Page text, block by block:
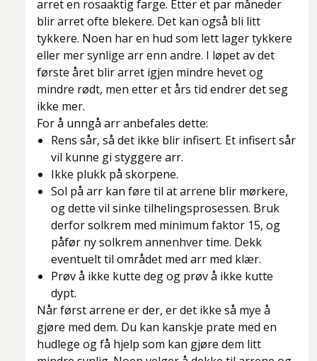
arret en rosaaktig farge. Etter et par måneder
blir arret ofte blekere. Det kan også bli litt
tykkere. Noen har en hud som lett lager tykkere
eller mer synlige arr enn andre. I løpet av det
første året blir arret igjen mindre hevet og
mindre rødt, men etter et års tid endrer det seg
ikke mer.
For å unngå arr anbefales dette:
Rens sår, så det ikke blir infisert. Et infisert sår
vil kunne gi styggere arr.
Ikke plukk på skorpene.
Sol på arr kan føre til at arrene blir mørkere,
og dette vil sinke tilhelingsprosessen. Bruk
derfor solkrem med minimum faktor 15, og
påfør ny solkrem annenhver time. Dekk
eventuelt til området med arr med klær.
Prøv å ikke kutte deg og prøv å ikke kutte
dypt.
Når først arrene er der, er det ikke så mye å
gjøre med dem. Du kan kanskje prate med en
hudlege og få hjelp som kan gjøre dem litt